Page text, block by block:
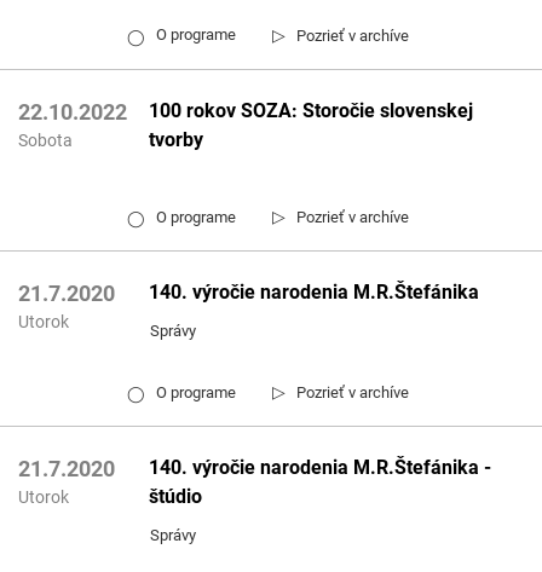
▷ Pozrieť v archíve
◯ O programe
▷ Pozrieť v archíve
100 rokov SOZA: Storočie slovenskej
tvorby
Sobota
22.10.2022
◯ O programe
▷ Pozrieť v archíve
140. výročie narodenia M.R.Štefánika
Správy
Utorok
21.7.2020
◯ O programe
140. výročie narodenia M.R.Štefánika -
štúdio
Správy
Utorok
21.7.2020